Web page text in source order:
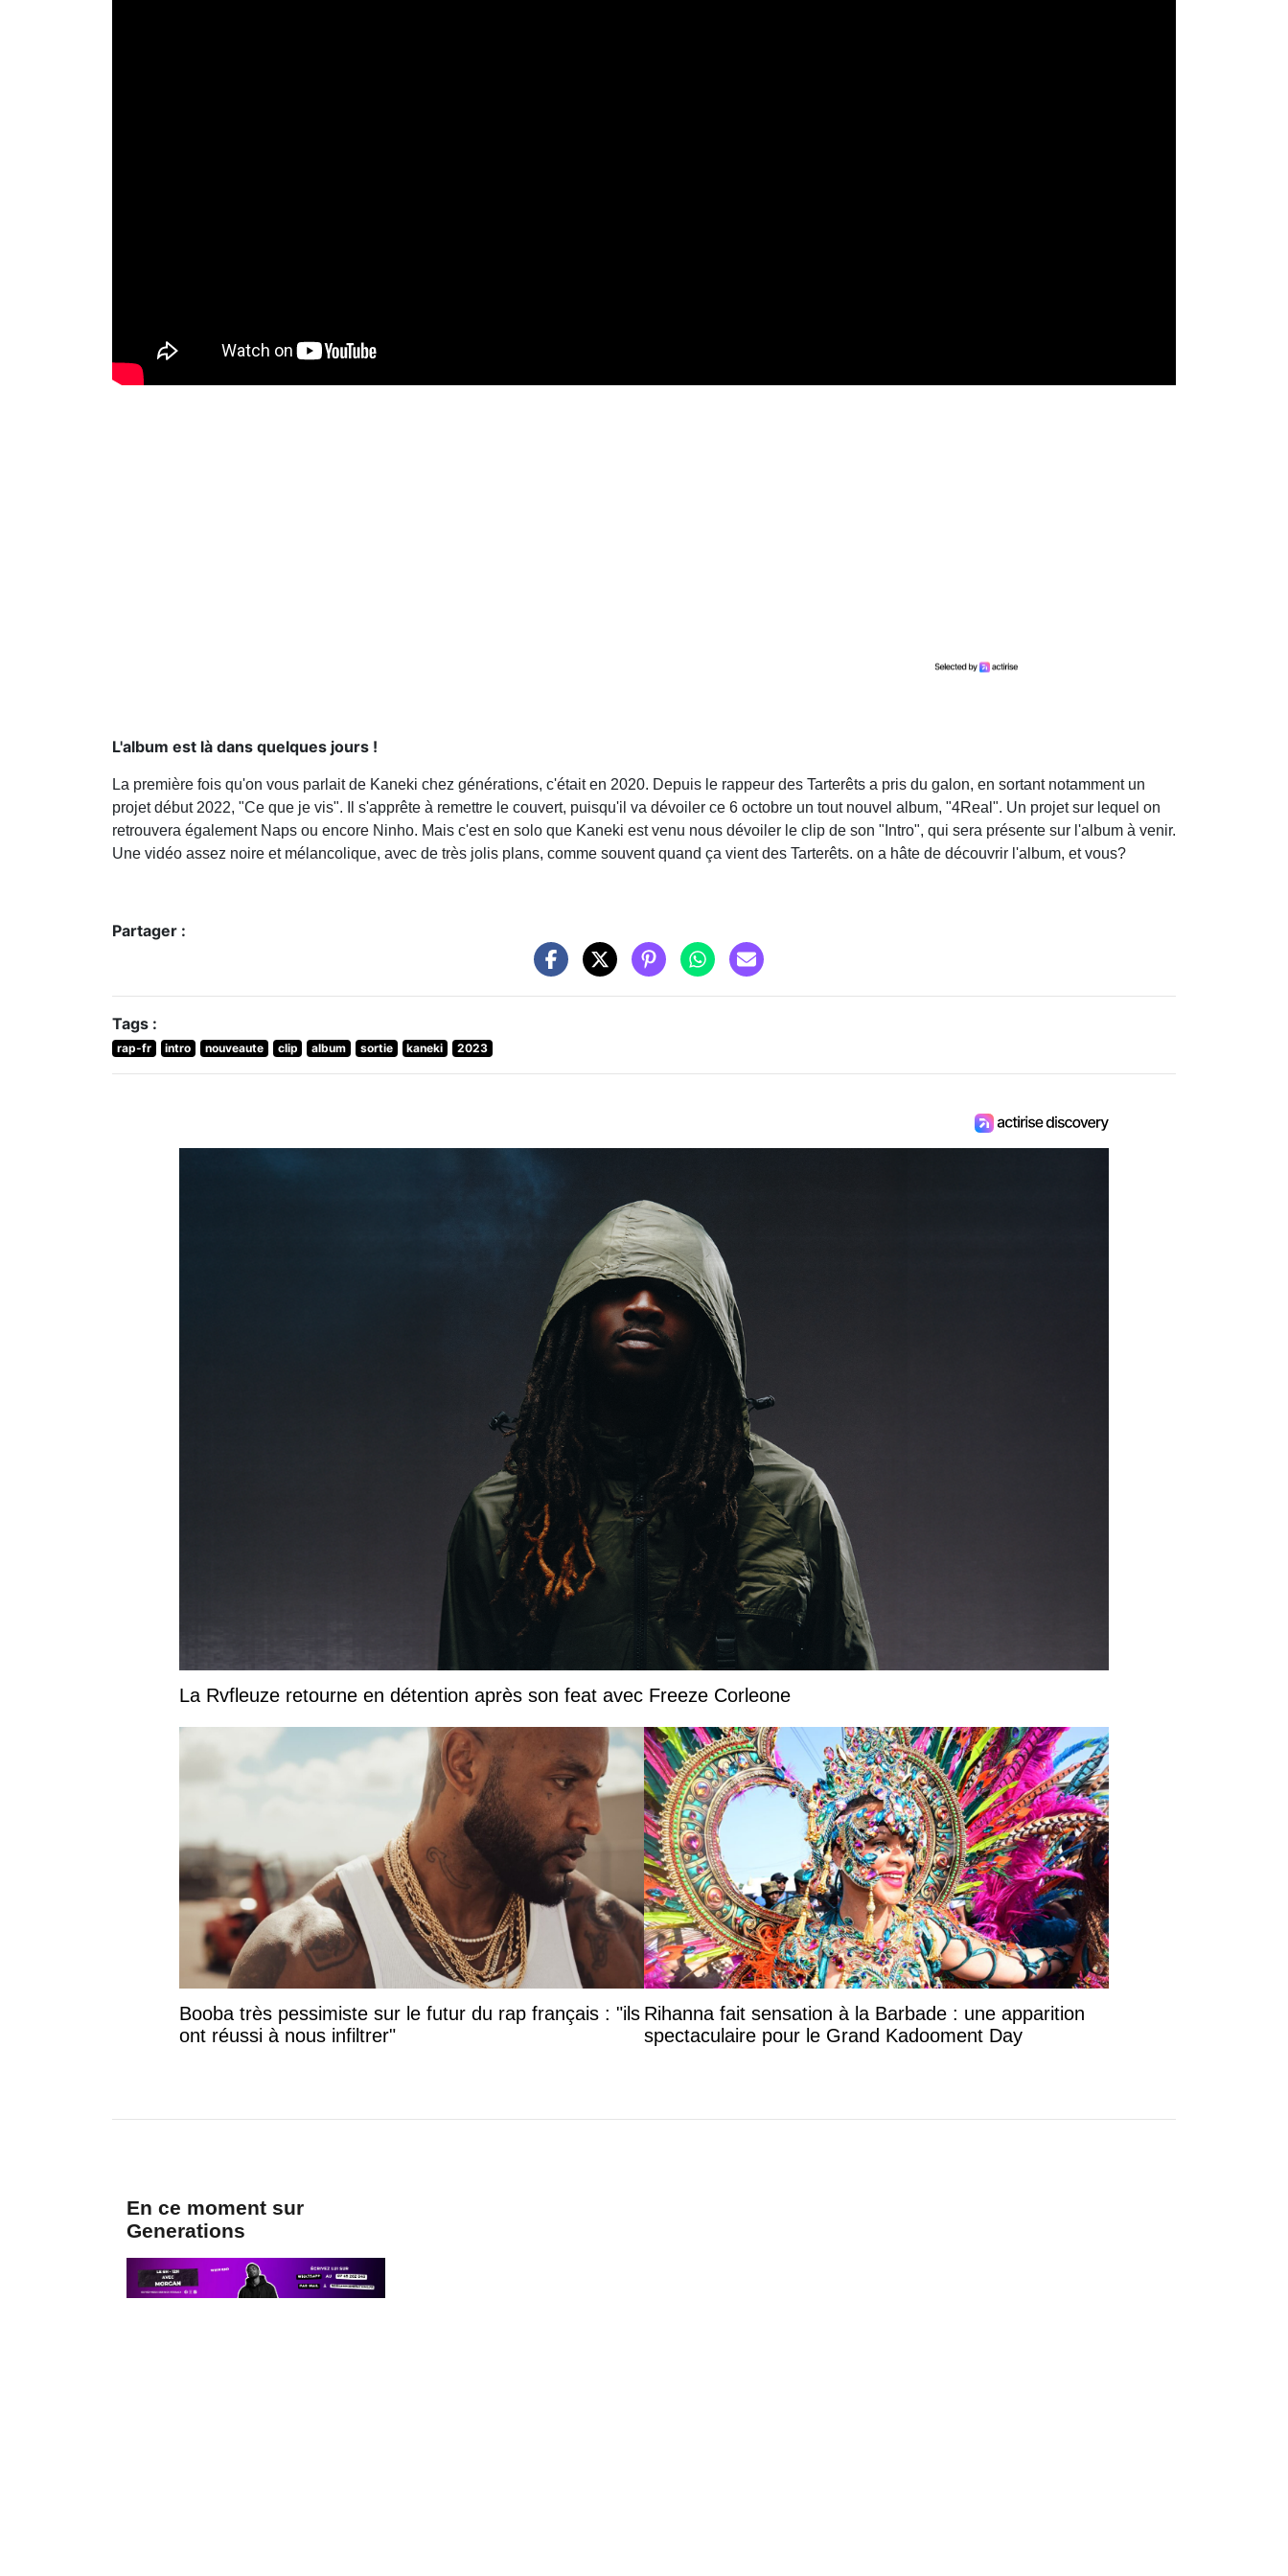
L'album est là dans quelques jours !
La première fois qu'on vous parlait de Kaneki chez générations, c'était en 2020. Depuis le rappeur des Tarterêts a pris du galon, en sortant notamment un
projet début 2022, "Ce que je vis". Il s'apprête à remettre le couvert, puisqu'il va dévoiler ce 6 octobre un tout nouvel album, "4Real". Un projet sur lequel on
retrouvera également Naps ou encore Ninho. Mais c'est en solo que Kaneki est venu nous dévoiler le clip de son "Intro", qui sera présente sur l'album à venir.
Une vidéo assez noire et mélancolique, avec de très jolis plans, comme souvent quand ça vient des Tarterêts. on a hâte de découvrir l'album, et vous?
Partager :
Tags :
rap-fr intro nouveaute clip album sortie kaneki 2023
La Rvfleuze retourne en détention après son feat avec Freeze Corleone
Booba très pessimiste sur le futur du rap français : "ils
ont réussi à nous infiltrer"
Rihanna fait sensation à la Barbade : une apparition
spectaculaire pour le Grand Kadooment Day
En ce moment sur
Generations